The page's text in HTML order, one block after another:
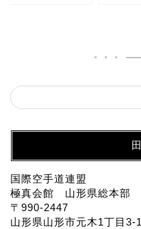
国際空手道連盟
極真会館 山形県総本部
〒990-2447
山形県山形市元木1丁目3-